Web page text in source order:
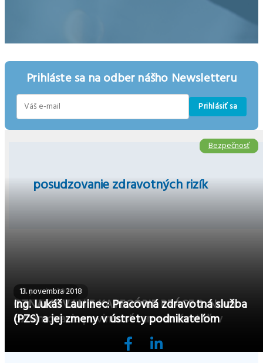
Prihláste sa na odber nášho Newsletteru
Prihlásiť sa
posudzovanie zdravotných rizík
14. januára 2019
OZNAMOVANIE KATEGÓRIE PRÁCE 2. Nová
oznamovacia povinnosť zamestnávateľov
Bezpečnosť
13. novembra 2018
Ing. Lukáš Laurinec: Pracovná zdravotná služba
(PZS) a jej zmeny v ústrety podnikateľom
Bezpečnosť